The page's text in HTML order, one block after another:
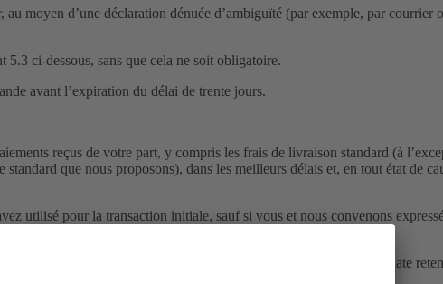
moyen d’une déclaration dénuée d’ambiguïté (par exemple, par courrier
ci-dessous, sans que cela ne soit obligatoire.
avant l’expiration du délai de trente jours.
reçus de votre part, y compris les frais de livraison standard (à
que nous proposons), dans les meilleurs délais et, en tout état de
utilisé pour la transaction initiale, sauf si vous et nous convenons
vous nous ayez fourni une preuve d’expédition de ces biens, la date